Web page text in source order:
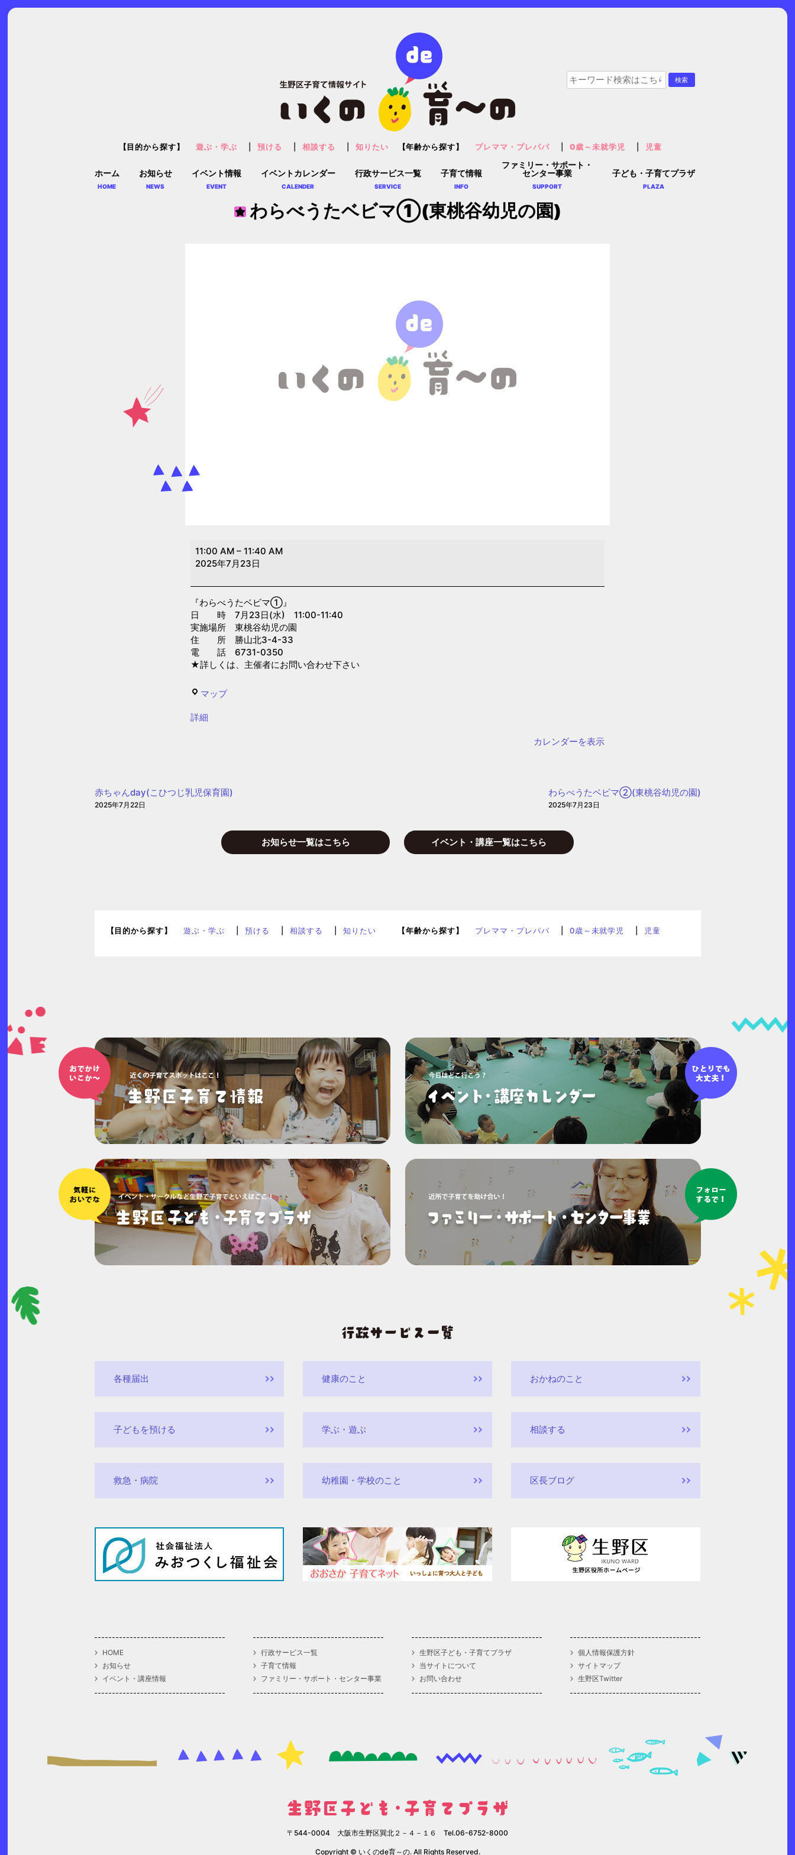
ホーム
HOME
お知らせ
NEWS
イベント情報
EVENT
イベントカレンダー
CALENDER
行政サービス一覧
SERVICE
子育て情報
INFO
ファミリー・サポート・
センター事業
SUPPORT
子ども・子育てプラザ
PLAZA
【目的から探す】 遊ぶ・学ぶ 預ける 相談する 知りたい 【年齢から探す】 プレママ・プレパパ 0歳～未就学児 児童
わらべうたベビマ①(東桃谷幼児の園)
わ
ら
た
ベ
ビ
マ
①(東
幼
11:00 AM – 11:40 AM
2025年7月23日
『わらべうたベビマ①』
日 時 7月23日(水) 11:00-11:40
実施場所 東桃谷幼児の園
住 所 勝山北3-4-33
電 話 6731-0350
★詳しくは、主催者にお問い合わせ下さい
マップ東
{title}
詳細
カレンダーを表示
赤ちゃんday(こひつじ乳児保育園)
2025年7月22日
わらべうたベビマ②(東桃谷幼児の園)
2025年7月23日
お知らせ一覧はこちら イベント・講座一覧はこちら
【目的から探す】 遊ぶ・学ぶ 預ける 相談する 知りたい 【年齢から探す】 プレママ・プレパパ 0歳～未就学児 児童
各種届出 健康のこと おかねのこと
子どもを預ける 学ぶ・遊ぶ 相談する
救急・病院 幼稚園・学校のこと 区長ブログ
HOME
お知らせ
イベント・講座情報
行政サービス一覧
子育て情報
ファミリー・サポート・センター事業
生野区子ども・子育てプラザ
当サイトについて
お問い合わせ
個人情報保護方針
サイトマップ
生野区Twitter
〒544-0004 大阪市生野区巽北２－４－１６ Tel.06-6752-8000
Copyright © いくのde育～の. All Rights Reserved.